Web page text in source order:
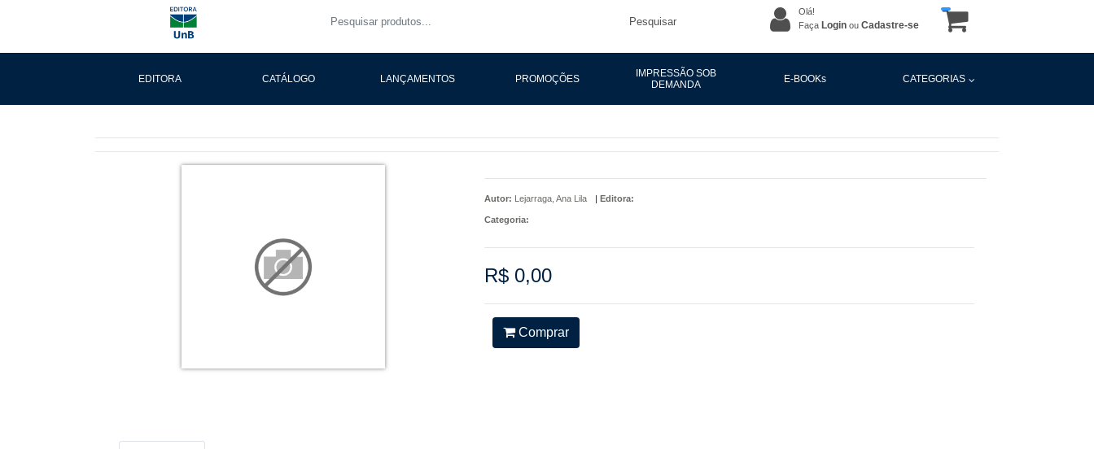
Pesquisar
Olá!
Faça Login ou Cadastre-se
EDITORA CATÁLOGO LANÇAMENTOS PROMOÇÕES
IMPRESSÃO SOB
DEMANDA
E-BOOKs CATEGORIAS
Autor: Lejarraga, Ana Lila | Editora:
Categoria:
R$ 0,00
Comprar